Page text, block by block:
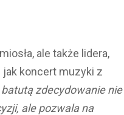
ale także lidera,
jak koncert muzyki z
zdecydowanie nie
ale pozwala na